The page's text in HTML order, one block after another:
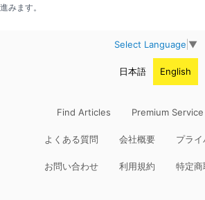
進みます。
Select Language ▼
日本語 English
Find Articles Premium Service
よくある質問 会社概要 プラ
お問い合わせ 利用規約 特定商